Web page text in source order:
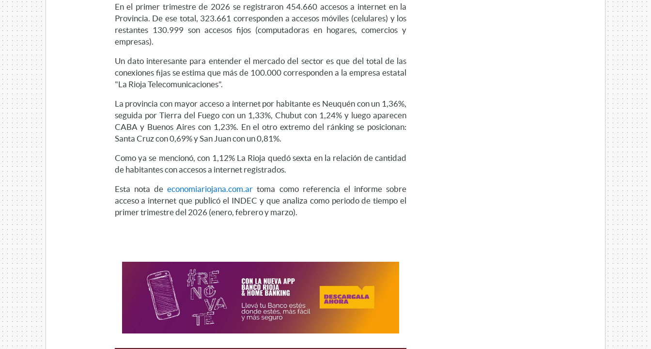
En el primer trimestre de 2026 se registraron 454.660 accesos a internet en la
Provincia. De ese total, 323.661 corresponden a accesos móviles (celulares) y los
restantes 130.999 son accesos fijos (computadoras en hogares, comercios y
empresas).
Un dato interesante para entender el mercado del sector es que del total de las
conexiones fijas se estima que más de 100.000 corresponden a la empresa estatal
"La Rioja Telecomunicaciones".
La provincia con mayor acceso a internet por habitante es Neuquén con un 1,36%,
seguida por Tierra del Fuego con un 1,33%, Chubut con 1,24% y luego aparecen
CABA y Buenos Aires con 1,23%. En el otro extremo del ránking se posicionan:
Santa Cruz con 0,69% y San Juan con un 0,81%.
Como ya se mencionó, con 1,12% La Rioja quedó sexta en la relación de cantidad
de habitantes con accesos a internet registrados.
Esta nota deeconomiariojana.com.artoma como referencia el informe sobre
acceso a internet que publicó el INDEC y que analiza como periodo de tiempo el
primer trimestre del 2026 (enero, febrero y marzo).